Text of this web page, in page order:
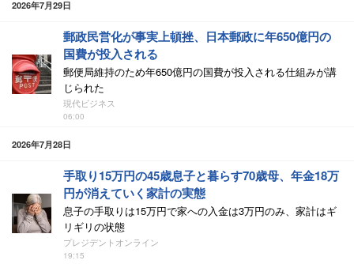
2026年7月29日
郵政民営化が事実上頓挫、日本郵政に年650億円の
国費が投入される
郵便局維持のため年650億円の国費が投入される仕組みが講
じられた
現代ビジネス
06:00
2026年7月28日
手取り15万円の45歳息子と暮らす70歳母、年金18万
円が消えていく家計の実態
息子の手取りは15万円で家への入金は3万円のみ、家計はギ
リギリの状態
プレジデントオンライン
19:15